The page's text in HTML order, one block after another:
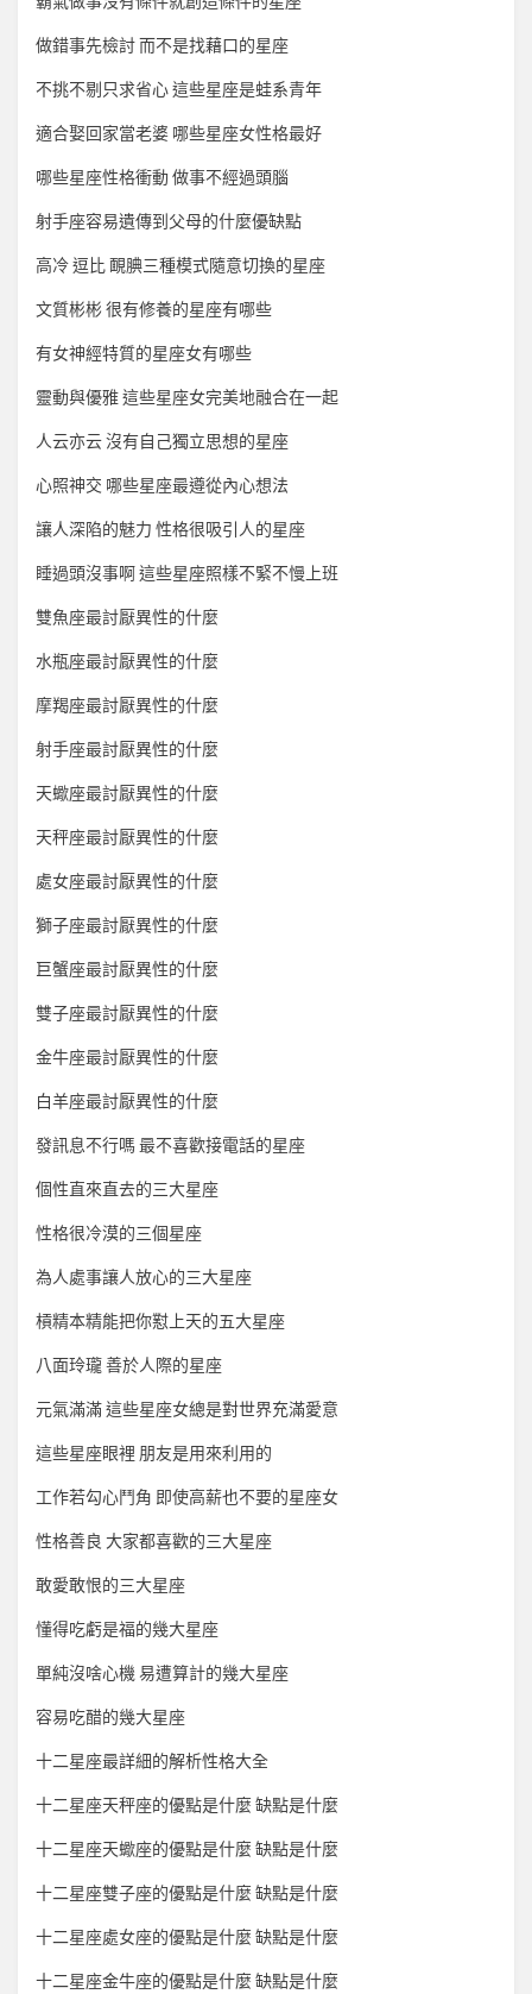
做錯事先檢討 而不是找藉口的星座
不挑不剔只求省心 這些星座是蛙系青年
適合娶回家當老婆 哪些星座女性格最好
哪些星座性格衝動 做事不經過頭腦
射手座容易遺傳到父母的什麼優缺點
高冷 逗比 靦腆三種模式隨意切換的星座
文質彬彬 很有修養的星座有哪些
有女神經特質的星座女有哪些
靈動與優雅 這些星座女完美地融合在一起
人云亦云 沒有自己獨立思想的星座
心照神交 哪些星座最遵從內心想法
讓人深陷的魅力 性格很吸引人的星座
睡過頭沒事啊 這些星座照樣不緊不慢上班
雙魚座最討厭異性的什麼
水瓶座最討厭異性的什麼
摩羯座最討厭異性的什麼
射手座最討厭異性的什麼
天蠍座最討厭異性的什麼
天秤座最討厭異性的什麼
處女座最討厭異性的什麼
獅子座最討厭異性的什麼
巨蟹座最討厭異性的什麼
雙子座最討厭異性的什麼
金牛座最討厭異性的什麼
白羊座最討厭異性的什麼
發訊息不行嗎 最不喜歡接電話的星座
個性直來直去的三大星座
性格很冷漠的三個星座
為人處事讓人放心的三大星座
槓精本精能把你懟上天的五大星座
八面玲瓏 善於人際的星座
元氣滿滿 這些星座女總是對世界充滿愛意
這些星座眼裡 朋友是用來利用的
工作若勾心鬥角 即使高薪也不要的星座女
性格善良 大家都喜歡的三大星座
敢愛敢恨的三大星座
懂得吃虧是福的幾大星座
單純沒啥心機 易遭算計的幾大星座
容易吃醋的幾大星座
十二星座最詳細的解析性格大全
十二星座天秤座的優點是什麼 缺點是什麼
十二星座天蠍座的優點是什麼 缺點是什麼
十二星座雙子座的優點是什麼 缺點是什麼
十二星座處女座的優點是什麼 缺點是什麼
十二星座金牛座的優點是什麼 缺點是什麼